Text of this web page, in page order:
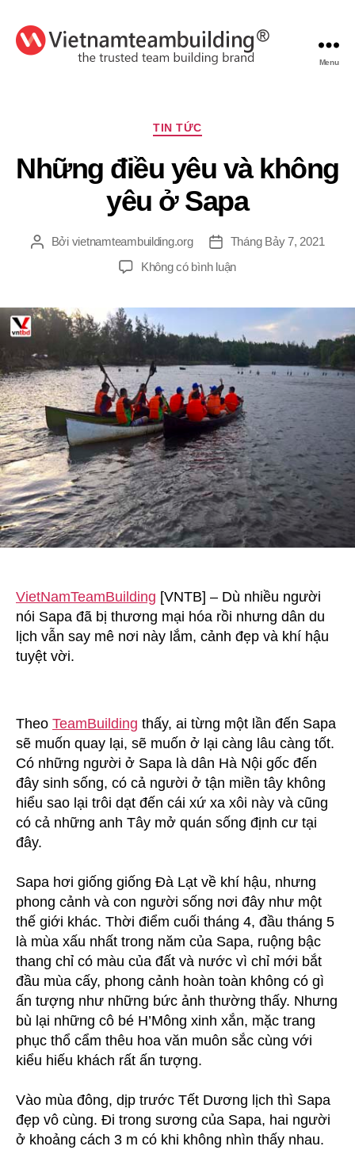
Menu
Chuyên
TIN TỨC
Những điều yêu và không
yêu ở Sapa
TácBởi vietnamteambuilding.org
Ngày
đăng
Tháng Bảy 7, 2021
Không có bình luậnở
và
yêu
Sapa
VietNamTeamBuilding [VNTB] – Dù nhiều người
nói Sapa đã bị thương mại hóa rồi nhưng dân du
lịch vẫn say mê nơi này lắm, cảnh đẹp và khí hậu
tuyệt vời.
Theo TeamBuilding thấy, ai từng một lần đến Sapa
sẽ muốn quay lại, sẽ muốn ở lại càng lâu càng tốt.
Có những người ở Sapa là dân Hà Nội gốc đến
đây sinh sống, có cả người ở tận miền tây không
hiểu sao lại trôi dạt đến cái xứ xa xôi này và cũng
có cả những anh Tây mở quán sống định cư tại
đây.
Sapa hơi giống giống Đà Lạt về khí hậu, nhưng
phong cảnh và con người sống nơi đây như một
thế giới khác. Thời điểm cuối tháng 4, đầu tháng 5
là mùa xấu nhất trong năm của Sapa, ruộng bậc
thang chỉ có màu của đất và nước vì chỉ mới bắt
đầu mùa cấy, phong cảnh hoàn toàn không có gì
ấn tượng như những bức ảnh thường thấy. Nhưng
bù lại những cô bé H’Mông xinh xắn, mặc trang
phục thổ cẩm thêu hoa văn muôn sắc cùng với
kiểu hiếu khách rất ấn tượng.
Vào mùa đông, dịp trước Tết Dương lịch thì Sapa
đẹp vô cùng. Đi trong sương của Sapa, hai người
ở khoảng cách 3 m có khi không nhìn thấy nhau.